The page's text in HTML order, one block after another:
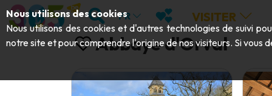
Aller au contenu principal; RECHERCHER
FR MES FAVORIS
VISITER
Abbaye d'Orval
Nous utilisons des cookies
Nous utilisons des cookies et d'autres technologies de suivi
notre site et pour comprendre l'origine de nos visiteurs. Si vous